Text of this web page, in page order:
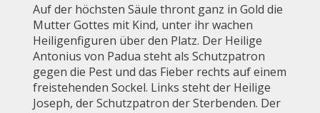
Auf der höchsten Säule thront ganz in Gold die
Mutter Gottes mit Kind, unter ihr wachen
Heiligenfiguren über den Platz. Der Heilige
Antonius von Padua steht als Schutzpatron
gegen die Pest und das Fieber rechts auf einem
freistehenden Sockel. Links steht der Heilige
Joseph, der Schutzpatron der Sterbenden. Der